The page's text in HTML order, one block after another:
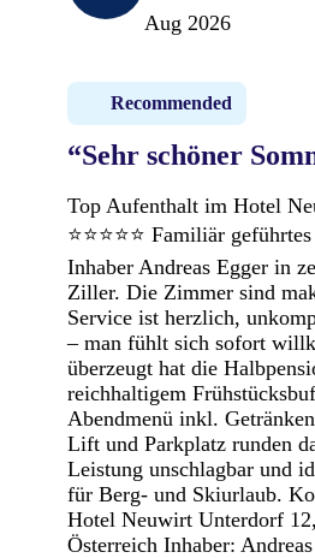
Aug 2026
Recommended
“Sehr schöner
Top Aufenthalt im Hotel
⭐⭐⭐⭐⭐ Familiär
Inhaber Andreas Egger in
Ziller. Die Zimmer sind
Service ist herzlich,
– man fühlt sich sofort
überzeugt hat die
reichhaltigem
Abendmenü inkl.
Lift und Parkplatz runden
Leistung unschlagbar und
für Berg- und Skiurlaub.
Hotel Neuwirt Unterdorf
Österreich Inhaber: